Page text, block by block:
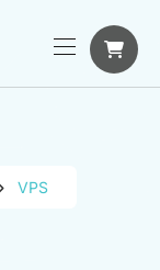
VPS